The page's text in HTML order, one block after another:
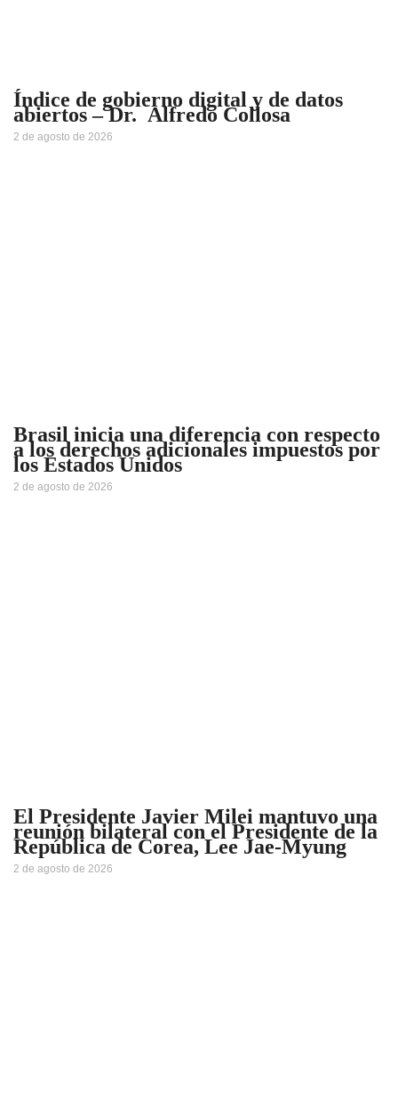
Índice de gobierno digital y de datos
abiertos – Dr. Alfredo Collosa
2 de agosto de 2026
Brasil inicia una diferencia con respecto
a los derechos adicionales impuestos por
los Estados Unidos
2 de agosto de 2026
El Presidente Javier Milei mantuvo una
reunión bilateral con el Presidente de la
República de Corea, Lee Jae-Myung
2 de agosto de 2026